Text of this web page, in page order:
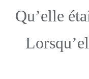
Qu’elle